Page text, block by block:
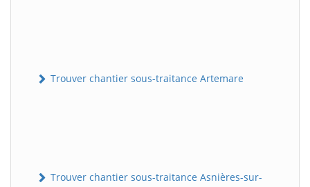
Trouver chantier sous-traitance Artemare
Trouver chantier sous-traitance Asnières-sur-